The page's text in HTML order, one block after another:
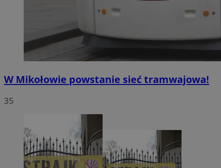
W Mikołowie powstanie sieć tramwajowa!
35